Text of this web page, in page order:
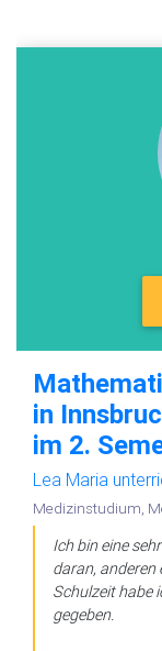
in
im 2.
Lea Maria
Medizinstudium,
Ich bin eine
daran, anderen
Schulzeit habe
gegeben.